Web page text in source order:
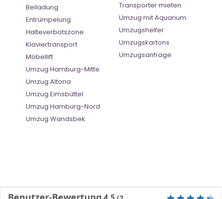
Beiladung
Entrümpelung
Halteverbotszone
Klaviertransport
Möbellift
Umzug Hamburg-Mitte
Umzug Altona
Umzug Eimsbüttel
Umzug Hamburg-Nord
Umzug Wandsbek
Transporter mieten
Umzug mit Aquarium
Umzugshelfer
Umzugskartons
Umzugsanfrage